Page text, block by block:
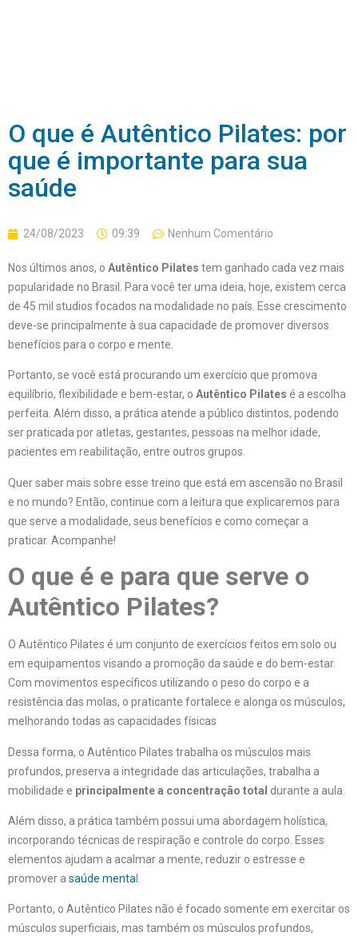
O que é Autêntico Pilates: por
que é importante para sua
saúde
24/08/2023 09:39 Nenhum Comentário
Nos últimos anos, o Autêntico Pilates tem ganhado cada vez mais
popularidade no Brasil. Para você ter uma ideia, hoje, existem cerca
de 45 mil studios focados na modalidade no país. Esse crescimento
deve-se principalmente à sua capacidade de promover diversos
benefícios para o corpo e mente.
Portanto, se você está procurando um exercício que promova
equilíbrio, flexibilidade e bem-estar, o Autêntico Pilates é a escolha
perfeita. Além disso, a prática atende a público distintos, podendo
ser praticada por atletas, gestantes, pessoas na melhor idade,
pacientes em reabilitação, entre outros grupos.
Quer saber mais sobre esse treino que está em ascensão no Brasil
e no mundo? Então, continue com a leitura que explicaremos para
que serve a modalidade, seus benefícios e como começar a
praticar. Acompanhe!
O que é e para que serve o
Autêntico Pilates?
O Autêntico Pilates é um conjunto de exercícios feitos em solo ou
em equipamentos visando a promoção da saúde e do bem-estar.
Com movimentos específicos utilizando o peso do corpo e a
resistência das molas, o praticante fortalece e alonga os músculos,
melhorando todas as capacidades físicas
Dessa forma, o Autêntico Pilates trabalha os músculos mais
profundos, preserva a integridade das articulações, trabalha a
mobilidade e principalmente a concentração total durante a aula.
Além disso, a prática também possui uma abordagem holística,
incorporando técnicas de respiração e controle do corpo. Esses
elementos ajudam a acalmar a mente, reduzir o estresse e
promover a saúde menta
Portanto, o Autêntico Pilates não é focado somente em exercitar os
músculos superficiais, mas também os músculos profundos,